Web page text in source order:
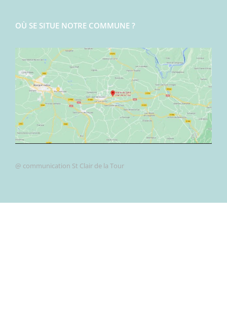
OÙ SE SITUE NOTRE COMMUNE ?
@ communication St Clair de la Tour